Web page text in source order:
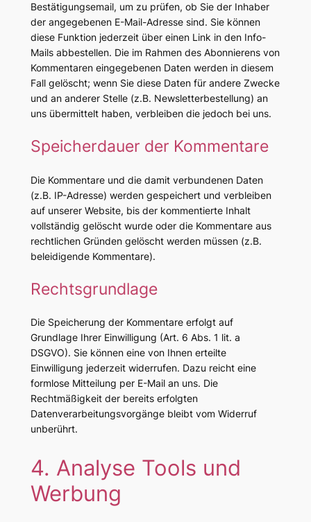
Bestätigungsemail, um zu prüfen, ob Sie der Inhaber
der angegebenen E-Mail-Adresse sind. Sie können
diese Funktion jederzeit über einen Link in den Info-
Mails abbestellen. Die im Rahmen des Abonnierens von
Kommentaren eingegebenen Daten werden in diesem
Fall gelöscht; wenn Sie diese Daten für andere Zwecke
und an anderer Stelle (z.B. Newsletterbestellung) an
uns übermittelt haben, verbleiben die jedoch bei uns.
Speicherdauer der Kommentare
Die Kommentare und die damit verbundenen Daten
(z.B. IP-Adresse) werden gespeichert und verbleiben
auf unserer Website, bis der kommentierte Inhalt
vollständig gelöscht wurde oder die Kommentare aus
rechtlichen Gründen gelöscht werden müssen (z.B.
beleidigende Kommentare).
Rechtsgrundlage
Die Speicherung der Kommentare erfolgt auf
Grundlage Ihrer Einwilligung (Art. 6 Abs. 1 lit. a
DSGVO). Sie können eine von Ihnen erteilte
Einwilligung jederzeit widerrufen. Dazu reicht eine
formlose Mitteilung per E-Mail an uns. Die
Rechtmäßigkeit der bereits erfolgten
Datenverarbeitungsvorgänge bleibt vom Widerruf
unberührt.
4. Analyse Tools und
Werbung